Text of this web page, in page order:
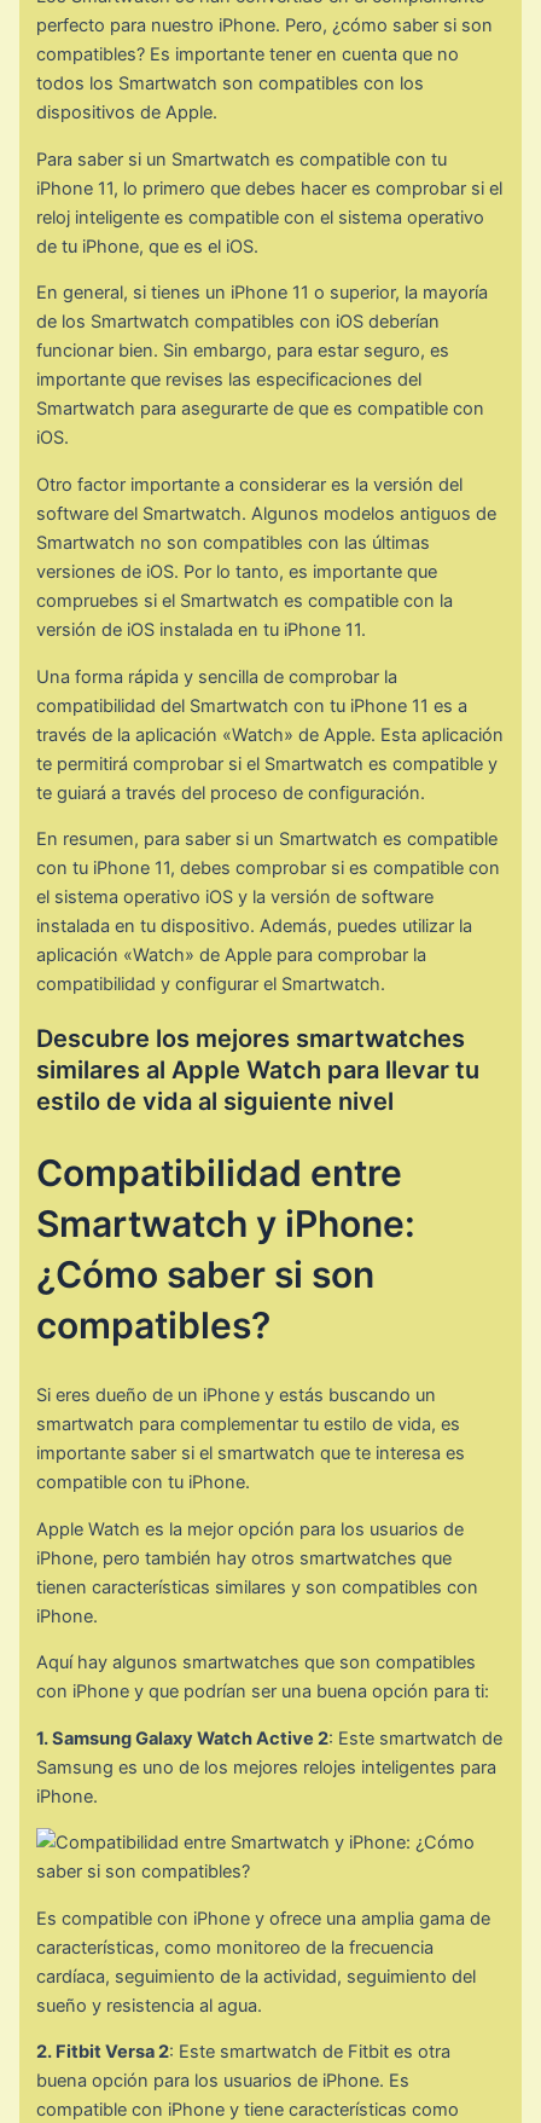
perfecto para nuestro iPhone. Pero, ¿cómo saber si son
compatibles? Es importante tener en cuenta que no
todos los Smartwatch son compatibles con los
dispositivos de Apple.
Para saber si un Smartwatch es compatible con tu
iPhone 11, lo primero que debes hacer es comprobar si el
reloj inteligente es compatible con el sistema operativo
de tu iPhone, que es el iOS.
En general, si tienes un iPhone 11 o superior, la mayoría
de los Smartwatch compatibles con iOS deberían
funcionar bien. Sin embargo, para estar seguro, es
importante que revises las especificaciones del
Smartwatch para asegurarte de que es compatible con
iOS.
Otro factor importante a considerar es la versión del
software del Smartwatch. Algunos modelos antiguos de
Smartwatch no son compatibles con las últimas
versiones de iOS. Por lo tanto, es importante que
compruebes si el Smartwatch es compatible con la
versión de iOS instalada en tu iPhone 11.
Una forma rápida y sencilla de comprobar la
compatibilidad del Smartwatch con tu iPhone 11 es a
través de la aplicación «Watch» de Apple. Esta aplicación
te permitirá comprobar si el Smartwatch es compatible y
te guiará a través del proceso de configuración.
En resumen, para saber si un Smartwatch es compatible
con tu iPhone 11, debes comprobar si es compatible con
el sistema operativo iOS y la versión de software
instalada en tu dispositivo. Además, puedes utilizar la
aplicación «Watch» de Apple para comprobar la
compatibilidad y configurar el Smartwatch.
Descubre los mejores smartwatches
similares al Apple Watch para llevar tu
estilo de vida al siguiente nivel
Compatibilidad entre
Smartwatch y iPhone:
¿Cómo saber si son
compatibles?
Si eres dueño de un iPhone y estás buscando un
smartwatch para complementar tu estilo de vida, es
importante saber si el smartwatch que te interesa es
compatible con tu iPhone.
Apple Watch es la mejor opción para los usuarios de
iPhone, pero también hay otros smartwatches que
tienen características similares y son compatibles con
iPhone.
Aquí hay algunos smartwatches que son compatibles
con iPhone y que podrían ser una buena opción para ti:
1. Samsung Galaxy Watch Active 2: Este smartwatch de
Samsung es uno de los mejores relojes inteligentes para
iPhone.
Es compatible con iPhone y ofrece una amplia gama de
características, como monitoreo de la frecuencia
cardíaca, seguimiento de la actividad, seguimiento del
sueño y resistencia al agua.
2. Fitbit Versa 2: Este smartwatch de Fitbit es otra
buena opción para los usuarios de iPhone. Es
compatible con iPhone y tiene características como